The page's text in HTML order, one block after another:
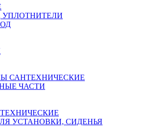
УПЛОТНИТЕЛИ
САНТЕХНИЧЕСКИЕ
ЧАСТИ
УСТАНОВКИ, СИДЕНЬЯ